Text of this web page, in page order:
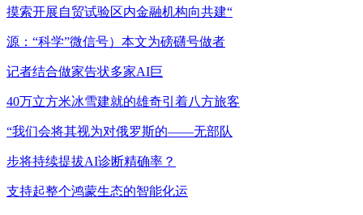
摸索开展自贸试验区内金融机构向共建“
源：“科学”微信号）本文为磅礴号做者
记者结合做家告状多家AI巨
40万立方米冰雪建就的雄奇引着八方旅客
“我们会将其视为对俄罗斯的——无部队
步将持续提拔AI诊断精确率？
支持起整个鸿蒙生态的智能化运